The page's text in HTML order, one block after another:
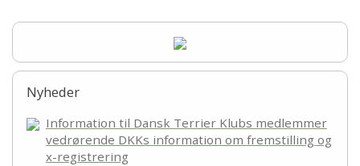
Nyheder
Information til Dansk Terrier Klubs medlemmer
vedrørende DKKs information om fremstilling og
x-registrering